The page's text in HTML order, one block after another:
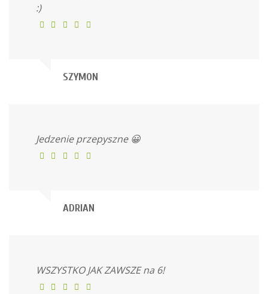
:)
SZYMON
Jedzenie przepyszne 😀
ADRIAN
WSZYSTKO JAK ZAWSZE na 6!